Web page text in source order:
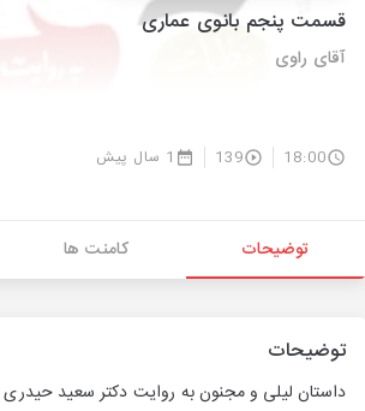
قسمت پنجم بانوی عماری
آقای راوی
18:00
139 1 سال پیش
توضیحات کامنت ها
توضیحات
داستان لیلی و مجنون به روایت دکتر سعید حیدری